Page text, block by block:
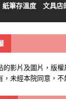
紙筆存溫度 文具店
的影片及圖片，版
，未經本院同意，不